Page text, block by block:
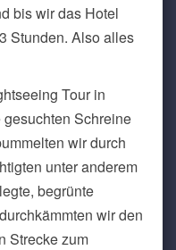
bis wir das Hotel
Stunden. Also alles
Tour in
Schreine
wir durch
unter anderem
begrünte
wir den
Strecke zum